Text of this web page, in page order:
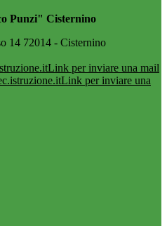
Punzi" Cisternino
14 72014 - Cisternino
Link per inviare una mail
Link per inviare una